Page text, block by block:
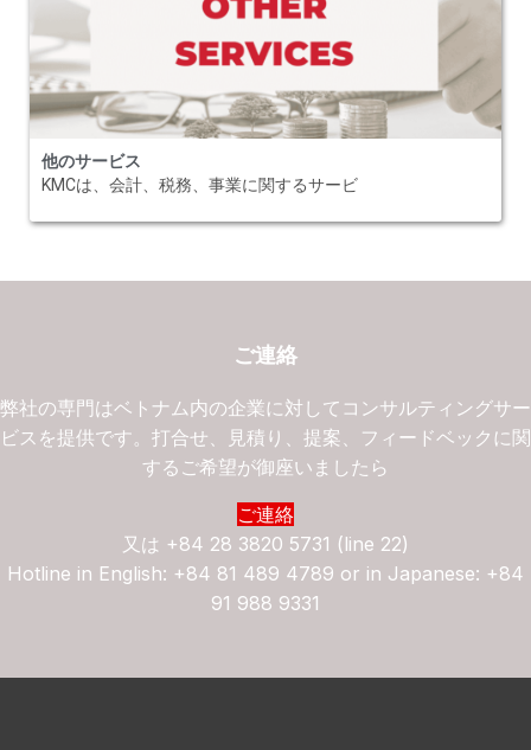
他のサービス
KMCは、会計、税務、事業に関するサービ
ご連絡
弊社の専門はベトナム内の企業に対してコンサルティングサー
ビスを提供です。打合せ、見積り、提案、フィードベックに関
するご希望が御座いましたら
ご連絡
又は +84 28 3820 5731 (line 22)
Hotline in English: +84 81 489 4789 or in Japanese: +84
91 988 9331